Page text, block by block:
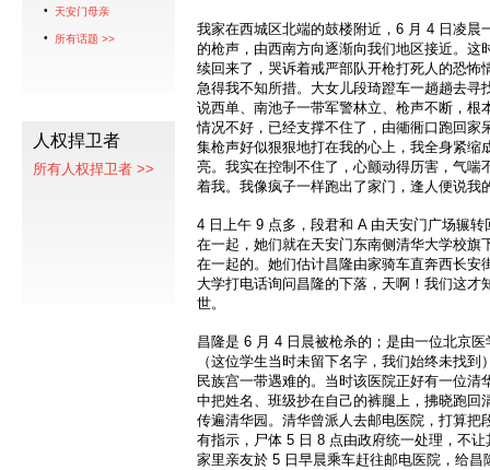
天安门母亲
所有话题 >>
人权捍卫者
所有人权捍卫者 >>
我家在西城区北端的鼓楼附近，6 月 4 日凌晨
的枪声，由西南方向逐渐向我们地区接近。这
续回来了，哭诉着戒严部队开枪打死人的恐怖
急得我不知所措。大女儿段琦蹬车一趟趟去寻
说西单、南池子一带军警林立、枪声不断，根
情况不好，已经支撑不住了，由衚衕口跑回家
集枪声好似狠狠地打在我的心上，我全身紧缩
亮。我实在控制不住了，心颤动得历害，气喘
着我。我像疯子一样跑出了家门，逢人便说我
4 日上午 9 点多，段君和 A 由天安门广场辗
在一起，她们就在天安门东南侧清华大学校旗
在一起的。她们估计昌隆由家骑车直奔西长安
大学打电话询问昌隆的下落，天啊！我们这才
世。
昌隆是 6 月 4 日晨被枪杀的；是由一位北京
（这位学生当时未留下名字，我们始终未找
民族宫一带遇难的。当时该医院正好有一位清
中把姓名、班级抄在自己的裤腿上，拂晓跑回
传遍清华园。清华曾派人去邮电医院，打算把
有指示，尸体 5 日 8 点由政府统一处理，不
家里亲友於 5 日早晨乘车赶往邮电医院，给